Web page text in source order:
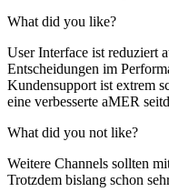
What did you like?
User Interface ist reduziert
Entscheidungen im
Kundensupport ist extrem
eine verbesserte aMER
What did you not like?
Weitere Channels sollten
Trotzdem bislang schon